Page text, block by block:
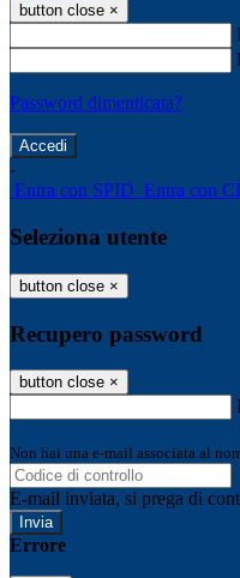
button close ×
Password dimenticata?
-
Entra con SPID Entra con
Seleziona utente
button close ×
Recupero password
button close ×
Non hai una e-mail associata al
E-mail inviata, si prega di
Errore